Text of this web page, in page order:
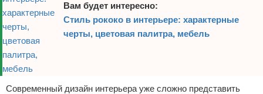
Вам будет интересно:
Стиль рококо в интерьере: характерные
черты, цветовая палитра, мебель
Современный дизайн интерьера уже сложно представить